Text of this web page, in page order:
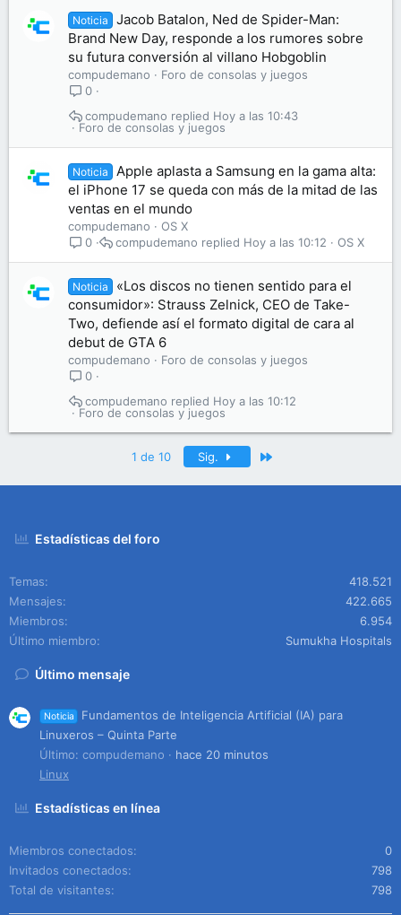
Noticia
Jacob Batalon, Ned de Spider-Man:
Brand New Day, responde a los rumores sobre
su futura conversión al villano Hobgoblin
compudemano
Foro de consolas y juegos
0
Foro de consolas y juegos
Hoy a las 10:43
compudemano
Noticia
Apple aplasta a Samsung en la gama alta:
el iPhone 17 se queda con más de la mitad de las
ventas en el mundo
compudemano
OS X
0
OS X
Hoy a las 10:12
compudemano
Noticia
«Los discos no tienen sentido para el
consumidor»: Strauss Zelnick, CEO de Take-
Two, defiende así el formato digital de cara al
debut de GTA 6
compudemano
Foro de consolas y juegos
0
Foro de consolas y juegos
Hoy a las 10:12
compudemano
1 de 10 Sig.
Estadísticas del foro
Temas
418.521
Mensajes
422.665
Miembros
6.954
Último miembro
Sumukha Hospitals
Último mensaje
Noticia
Fundamentos de Inteligencia Artificial (IA) para
Linuxeros – Quinta Parte
Último: compudemano
hace 20 minutos
Linux
Estadísticas en línea
Miembros conectados
0
Invitados conectados
798
Total de visitantes
798